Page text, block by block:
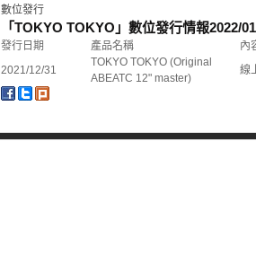
數位發行
「TOKYO TOKYO」數位發行情報2022/
發行日期 產品名稱
內
2021/12/31
TOKYO TOKYO (Original
ABEATC 12" master)
線